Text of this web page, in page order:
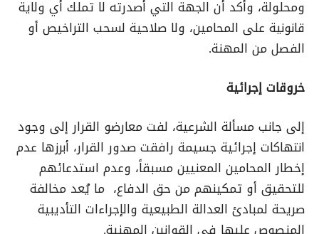
ومحلولة، وأكد أن الجهة التي أصدرته لا تملك أي ولاية
قانونية على المحامين، ولا صلاحية لسحب التراخيص أو
الفصل من المهنة.
خروقات إجرائية
إلى جانب مسألة الشرعية، لفت معارضو القرار إلى وجود
انتهاكات إجرائية جسيمة رافقت صدور القرار، أبرزها عدم
إخطار المحامين المعنيين مسبقاً، وعدم استدعائهم
للتحقيق أو تمكينهم من حق الدفاع، ما يُعد مخالفة
صريحة لمبادئ العدالة الطبيعية والإجراءات التأديبية
المنصوص عليها في القوانين المهنية.